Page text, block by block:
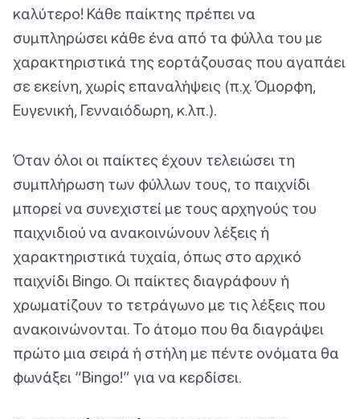
καλύτερο! Κάθε παίκτης πρέπει να
συμπληρώσει κάθε ένα από τα φύλλα του με
χαρακτηριστικά της εορτάζουσας που αγαπάει
σε εκείνη, χωρίς επαναλήψεις (π.χ. Όμορφη,
Ευγενική, Γενναιόδωρη, κ.λπ.).
Όταν όλοι οι παίκτες έχουν τελειώσει τη
συμπλήρωση των φύλλων τους, το παιχνίδι
μπορεί να συνεχιστεί με τους αρχηγούς του
παιχνιδιού να ανακοινώνουν λέξεις ή
χαρακτηριστικά τυχαία, όπως στο αρχικό
παιχνίδι Bingo. Οι παίκτες διαγράφουν ή
χρωματίζουν το τετράγωνο με τις λέξεις που
ανακοινώνονται. Το άτομο που θα διαγράψει
πρώτο μια σειρά ή στήλη με πέντε ονόματα θα
φωνάξει “Bingo!” για να κερδίσει.